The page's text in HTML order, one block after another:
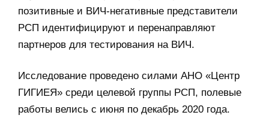
позитивные и ВИЧ-негативные представители
РСП идентифицируют и перенаправляют
партнеров для тестирования на ВИЧ.
Исследование проведено силами АНО «Центр
ГИГИЕЯ» среди целевой группы РСП, полевые
работы велись с июня по декабрь 2020 года.